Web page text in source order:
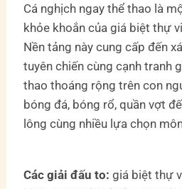
Cá nghịch ngay thể thao là
khỏe khoắn của giá biệt thự
Nền tảng này cung cấp đến
tuyên chiến cùng cạnh tranh
thao thoáng rộng trên con
bóng đá, bóng rổ, quần vợt
lông cùng nhiều lựa chọn
Các giải đấu to: giá biệt thự